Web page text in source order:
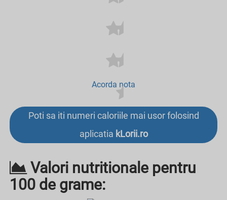
Acorda nota
Poti sa iti numeri caloriile mai usor folosind
aplicatia kLorii.ro
Valori nutritionale pentru
100 de grame: